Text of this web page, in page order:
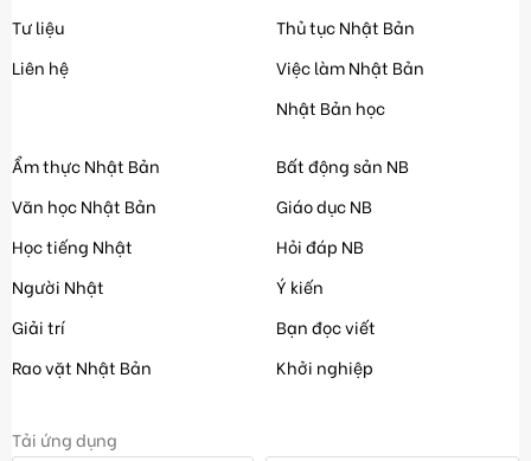
Tư liệu
Liên hệ
Thủ tục Nhật Bản
Việc làm Nhật Bản
Nhật Bản học
Ẩm thực Nhật Bản
Văn học Nhật Bản
Học tiếng Nhật
Người Nhật
Giải trí
Rao vặt Nhật Bản
Bất động sản NB
Giáo dục NB
Hỏi đáp NB
Ý kiến
Bạn đọc viết
Khởi nghiệp
Tải ứng dụng